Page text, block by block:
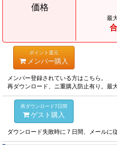
価格
最
ポイント還元
メンバー購入
メンバー登録されている方はこちら。
再ダウンロード、ニ重購入防止有り。最
再ダウンロード7日間
ゲスト購入
ダウンロード失敗時に７日間、メールに